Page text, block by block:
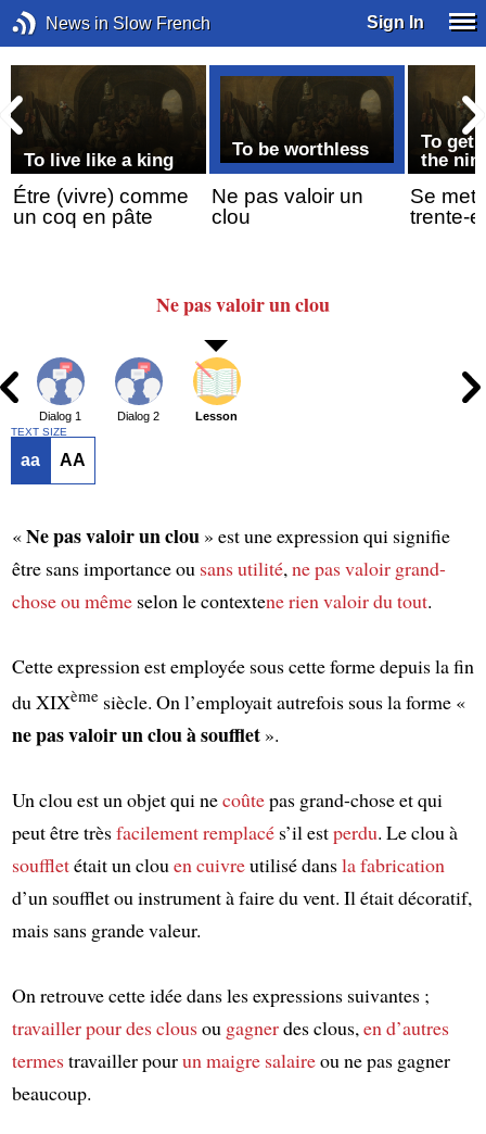
News in Slow French Sign In
To live like a king
Étre (vivre) comme
un coq en pâte
To be worthless
Ne pas valoir un
clou
To get
the
Se
trente-
Ne pas valoirun clou
Dialog 1 Dialog 2 Lesson
TEXT SIZE
aa AA
«Ne pas valoir un clou » est une expression qui signifie
être sans importance ou sans utilité, ne pas valoir grand-
choseou mêmeselon le contextene rien valoir du tout.
Cette expression est employée sous cette forme depuis la fin
du XIXèmesiècle. On l’employait autrefois sous la forme «
ne pas valoir un clou à soufflet».
Un clou est un objet qui necoûtepas grand-chose et qui
peut être trèsfacilementremplacés’il estperdu. Le clou à
souffletétait un clou en cuivreutilisé dansla fabrication
d’un soufflet ou instrument à faire du vent. Il était décoratif,
mais sans grande valeur.
On retrouve cette idée dans les expressions suivantes ;
travaillerpour des clousou gagnerdes clous, en d’autres
termestravailler pourun maigre salaireou ne pas gagner
beaucoup.